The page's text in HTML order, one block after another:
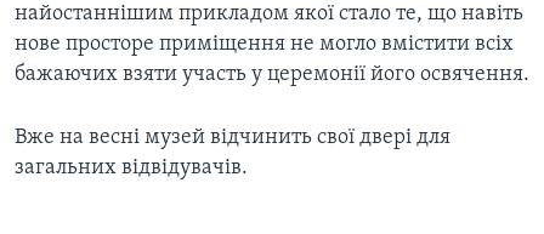
найостаннiшим прикладом якої стало те, що навіть
нове просторе приміщення не могло вмістити всіх
бажаючих взяти участь у церемонії його освячення.
Вже на весні музей відчинить свої двері для
загальних відвідувачів.